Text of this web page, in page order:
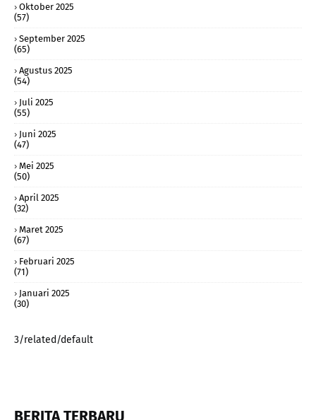
Oktober 2025
(57)
September 2025
(65)
Agustus 2025
(54)
Juli 2025
(55)
Juni 2025
(47)
Mei 2025
(50)
April 2025
(32)
Maret 2025
(67)
Februari 2025
(71)
Januari 2025
(30)
3/related/default